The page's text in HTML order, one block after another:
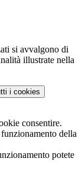
si avvalgono di
illustrate nella
i cookies
consentire.
della
potete